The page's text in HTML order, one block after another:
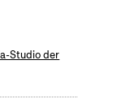
Studio der